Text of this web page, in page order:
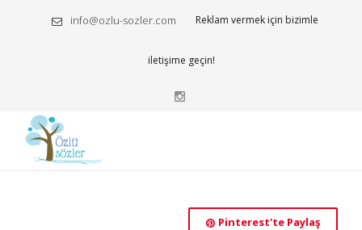
info@ozlu-sozler.com Reklam vermek için bizimle
iletişime geçin!
Pinterest'te Paylaş